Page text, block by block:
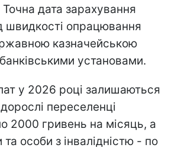
дата зарахування
швидкості опрацювання
казначейською
установами.
у 2026 році залишаються
переселенці
2000 гривень на місяць, а
та особи з інвалідністю - по